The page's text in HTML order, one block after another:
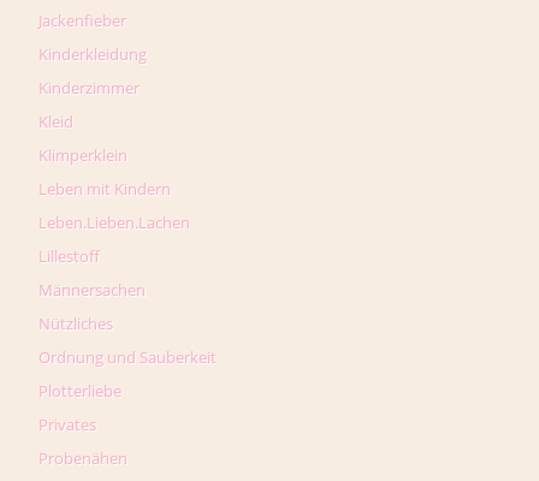
Jackenfieber
Kinderkleidung
Kinderzimmer
Kleid
Klimperklein
Leben mit Kindern
Leben.Lieben.Lachen
Lillestoff
Männersachen
Nützliches
Ordnung und Sauberkeit
Plotterliebe
Privates
Probenähen